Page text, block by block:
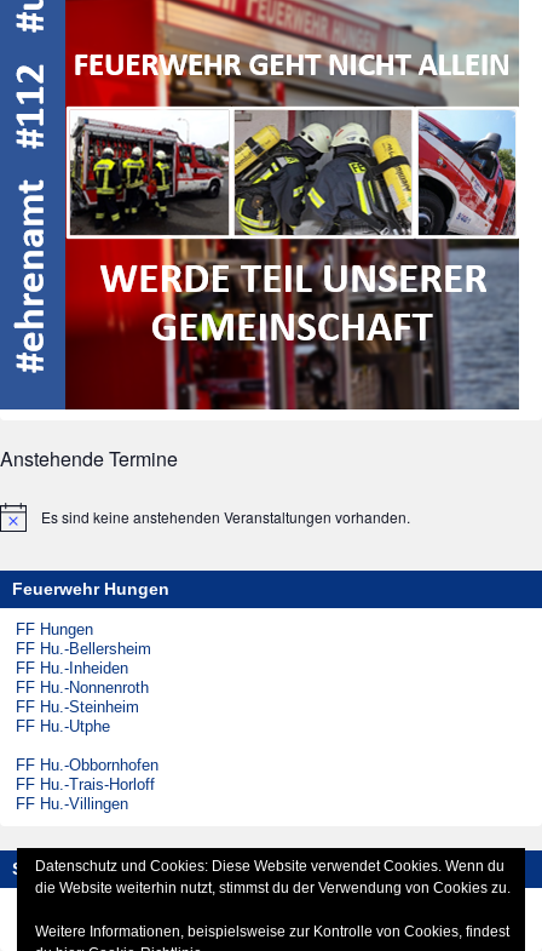
Anstehende Termine
HinweisEs sind keine anstehenden Veranstaltungen vorhanden.
Feuerwehr Hungen
FF Hungen
FF Hu.-Bellersheim
FF Hu.-Inheiden
FF Hu.-Nonnenroth
FF Hu.-Steinheim
FF Hu.-Utphe
FF Hu.-Obbornhofen
FF Hu.-Trais-Horloff
FF Hu.-Villingen
Social-Media
Facebook
Datenschutz und Cookies: Diese Website verwendet Cookies. Wenn du
die Website weiterhin nutzt, stimmst du der Verwendung von Cookies zu.
Weitere Informationen, beispielsweise zur Kontrolle von Cookies, findest